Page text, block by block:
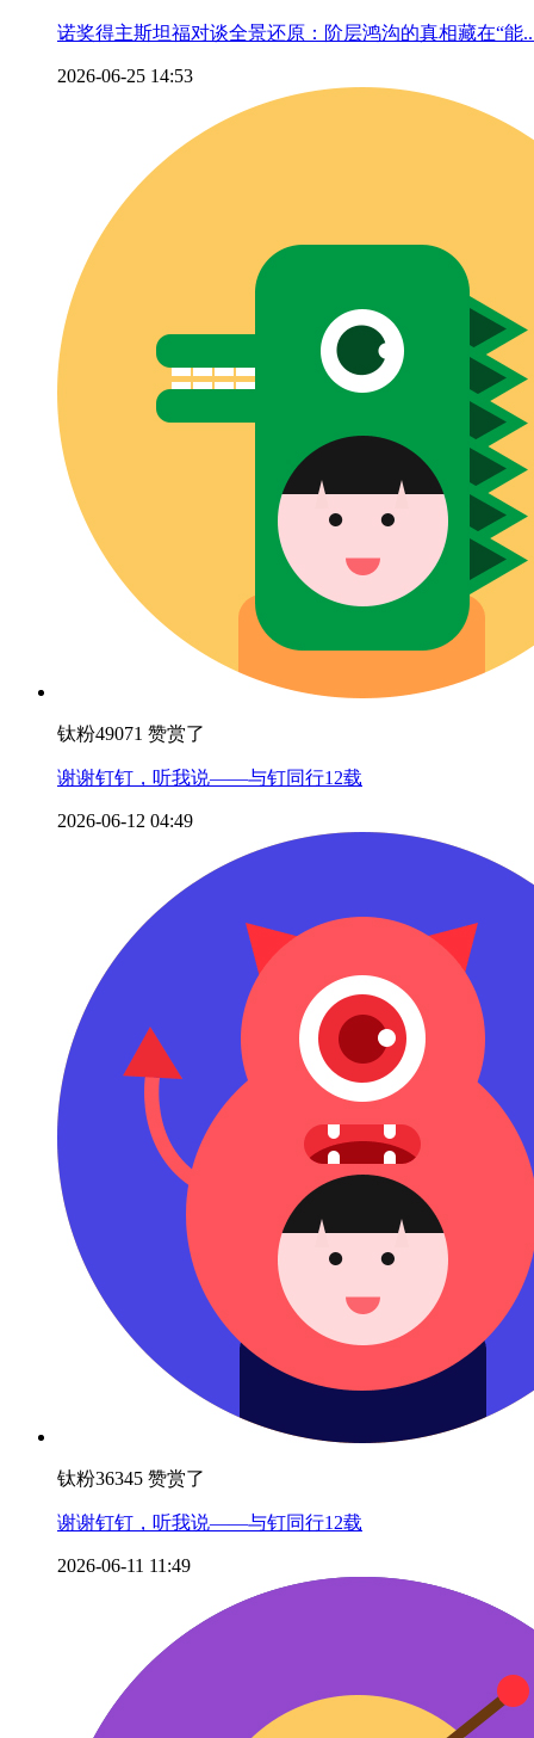
诺奖得主斯坦福对谈全景还原：阶层鸿沟的真相藏在“能
2026-06-25 14:53
钛粉49071 赞赏了
谢谢钉钉，听我说——与钉同行12载
2026-06-12 04:49
钛粉36345 赞赏了
谢谢钉钉，听我说——与钉同行12载
2026-06-11 11:49